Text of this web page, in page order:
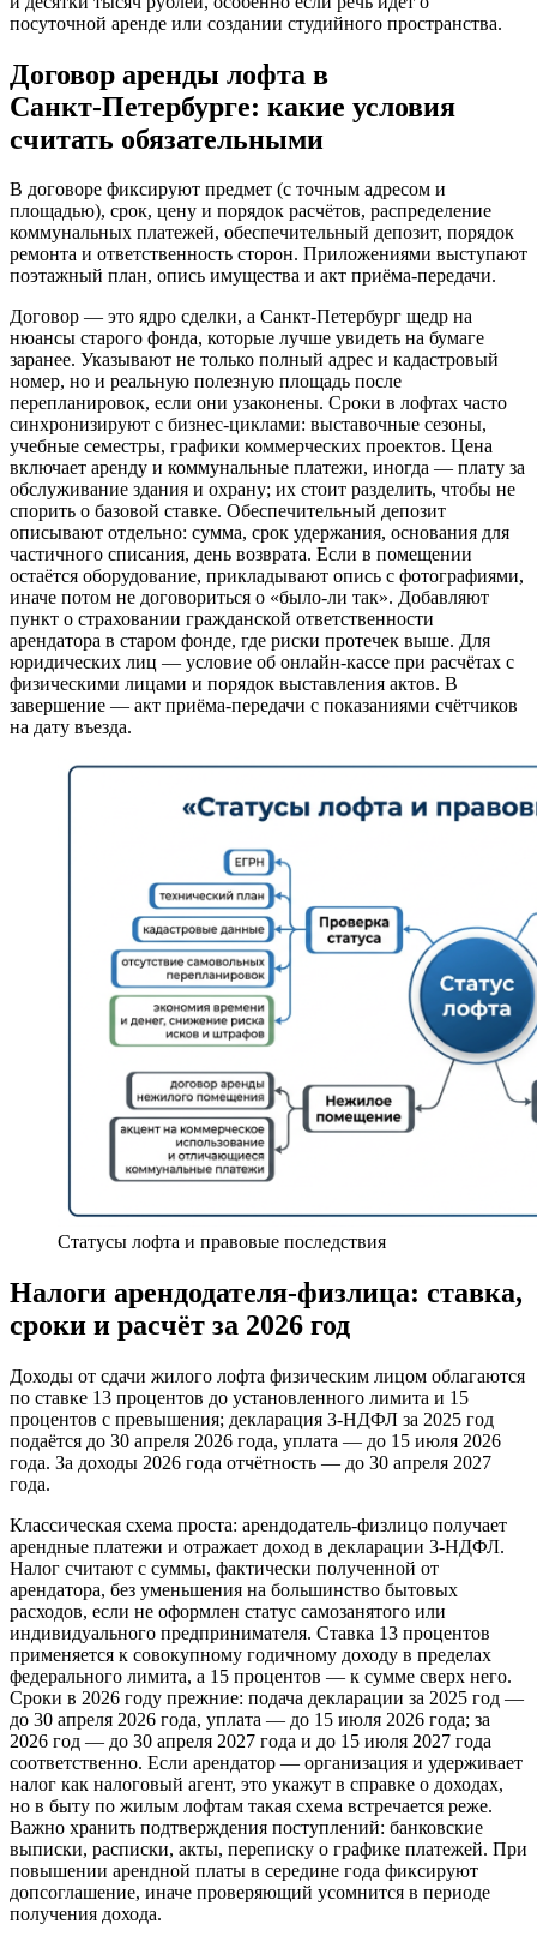
посуточной аренде или создании студийного пространства.
Договор аренды лофта в
Санкт‑Петербурге: какие условия
считать обязательными
В договоре фиксируют предмет (с точным адресом и
площадью), срок, цену и порядок расчётов, распределение
коммунальных платежей, обеспечительный депозит, порядок
ремонта и ответственность сторон. Приложениями выступают
поэтажный план, опись имущества и акт приёма‑передачи.
Договор — это ядро сделки, а Санкт‑Петербург щедр на
нюансы старого фонда, которые лучше увидеть на бумаге
заранее. Указывают не только полный адрес и кадастровый
номер, но и реальную полезную площадь после
перепланировок, если они узаконены. Сроки в лофтах часто
синхронизируют с бизнес‑циклами: выставочные сезоны,
учебные семестры, графики коммерческих проектов. Цена
включает аренду и коммунальные платежи, иногда — плату за
обслуживание здания и охрану; их стоит разделить, чтобы не
спорить о базовой ставке. Обеспечительный депозит
описывают отдельно: сумма, срок удержания, основания для
частичного списания, день возврата. Если в помещении
остаётся оборудование, прикладывают опись с фотографиями,
иначе потом не договориться о «было‑ли так». Добавляют
пункт о страховании гражданской ответственности
арендатора в старом фонде, где риски протечек выше. Для
юридических лиц — условие об онлайн‑кассе при расчётах с
физическими лицами и порядок выставления актов. В
завершение — акт приёма‑передачи с показаниями счётчиков
на дату въезда.
Статусы лофта и правовые последствия
Налоги арендодателя‑физлица: ставка,
сроки и расчёт за 2026 год
Доходы от сдачи жилого лофта физическим лицом облагаются
по ставке 13 процентов до установленного лимита и 15
процентов с превышения; декларация 3‑НДФЛ за 2025 год
подаётся до 30 апреля 2026 года, уплата — до 15 июля 2026
года. За доходы 2026 года отчётность — до 30 апреля 2027
года.
Классическая схема проста: арендодатель‑физлицо получает
арендные платежи и отражает доход в декларации 3‑НДФЛ.
Налог считают с суммы, фактически полученной от
арендатора, без уменьшения на большинство бытовых
расходов, если не оформлен статус самозанятого или
индивидуального предпринимателя. Ставка 13 процентов
применяется к совокупному годичному доходу в пределах
федерального лимита, а 15 процентов — к сумме сверх него.
Сроки в 2026 году прежние: подача декларации за 2025 год —
до 30 апреля 2026 года, уплата — до 15 июля 2026 года; за
2026 год — до 30 апреля 2027 года и до 15 июля 2027 года
соответственно. Если арендатор — организация и удерживает
налог как налоговый агент, это укажут в справке о доходах,
но в быту по жилым лофтам такая схема встречается реже.
Важно хранить подтверждения поступлений: банковские
выписки, расписки, акты, переписку о графике платежей. При
повышении арендной платы в середине года фиксируют
допсоглашение, иначе проверяющий усомнится в периоде
получения дохода.